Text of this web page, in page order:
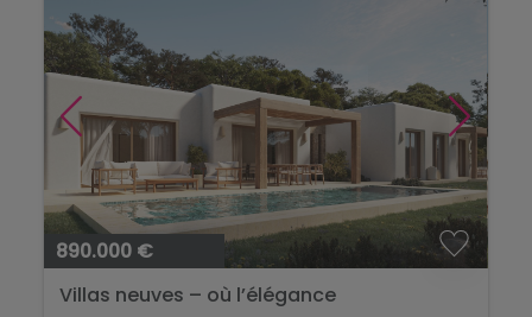
890.000 €
Villas neuves – où l’élégance